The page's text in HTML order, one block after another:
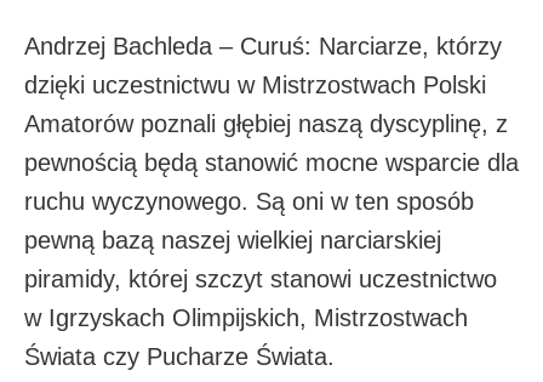
Andrzej Bachleda – Curuś: Narciarze, którzy
dzięki uczestnictwu w Mistrzostwach Polski
Amatorów poznali głębiej naszą dyscyplinę, z
pewnością będą stanowić mocne wsparcie dla
ruchu wyczynowego. Są oni w ten sposób
pewną bazą naszej wielkiej narciarskiej
piramidy, której szczyt stanowi uczestnictwo
w Igrzyskach Olimpijskich, Mistrzostwach
Świata czy Pucharze Świata.